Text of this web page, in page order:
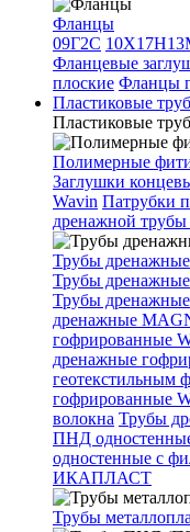
Фланцы
09Г2С
Фланцевые
плоские Фланцы
Пластиковые
Пластиковые
Полимерные
Заглушки
Wavin Патрубки
дренажной
Трубы дренажные
Трубы
Трубы
дренажные
гофрированные
дренажные
геотекстильным
гофрированные
волокна Трубы
ПНД
одностенные с
ИКАПЛАСТ
Трубы